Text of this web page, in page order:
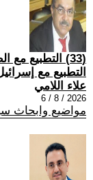
(33) التطبيع
التطبيع مع
علاء اللامي
2026 / 8 / 6
مواضيع وابحاث